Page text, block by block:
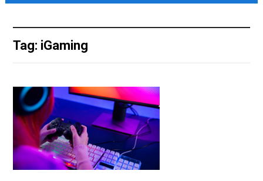
Tag: iGaming